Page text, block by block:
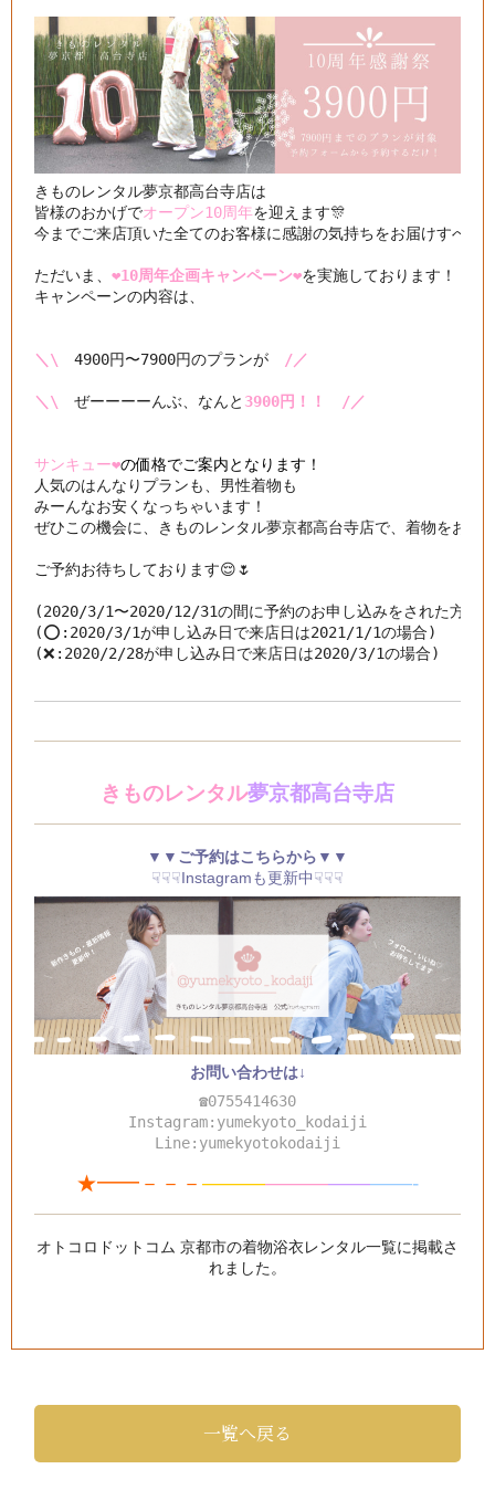
きものレンタル夢京都高台寺店は
皆様のおかげでオープン10周年を迎えます🎊
今までご来店頂いた全てのお客様に感謝の気持ちをお届けすべく
ただいま、 ❤️10周年企画キャンペーン❤️を実施しております！
キャンペーンの内容は、
＼\ 4900円〜7900円のプランが /／
＼\ ぜーーーーんぶ、なんと 3900円！！　/／
サンキュー❤️の価格でご案内となります！
人気のはんなりプランも、男性着物も
みーんなお安くなっちゃいます！
ぜひこの機会に、きものレンタル夢京都高台寺店で、着物をお楽
ご予約お待ちしております😌🌷
(2020/3/1〜2020/12/31の間に予約のお申し込みをされた方が
(⭕️:2020/3/1が申し込み日で来店日は2021/1/1の場合)
(❌:2020/2/28が申し込み日で来店日は2020/3/1の場合)
きものレンタル夢京都高台寺店
▼▼ご予約はこちらから▼▼
☟☟☟Instagramも更新中☟☟☟
お問い合わせは↓
☎0755414630
Instagram:yumekyoto_kodaiji
Line:yumekyotokodaiji
★━━－－－ ——————————-
オトコロドットコム 京都市の着物浴衣レンタル一覧に掲載さ
れました。
一覧へ戻る